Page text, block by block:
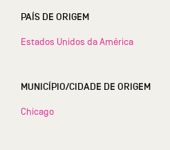
PAÍS DE ORIGEM
Estados Unidos da América
MUNICÍPIO/CIDADE DE ORIGEM
Chicago